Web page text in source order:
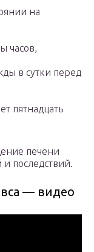
на
часов,
в сутки перед
пятнадцать
печени
последствий.
— видео